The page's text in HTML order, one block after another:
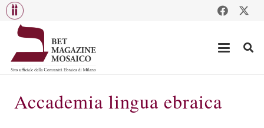
Accademia lingua ebraica